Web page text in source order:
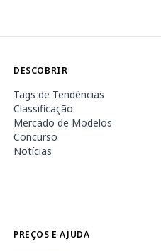
DESCOBRIR
Tags de Tendências
Classificação
Mercado de Modelos
Concurso
Notícias
PREÇOS E AJUDA